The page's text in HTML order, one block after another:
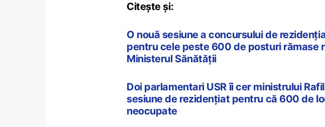
Citește și:
O nouă sesiune a concursului de
pentru cele peste 600 de posturi rămase
Ministerul Sănătății
Doi parlamentari USR îi cer ministrului
sesiune de rezidențiat pentru că 600 de
neocupate